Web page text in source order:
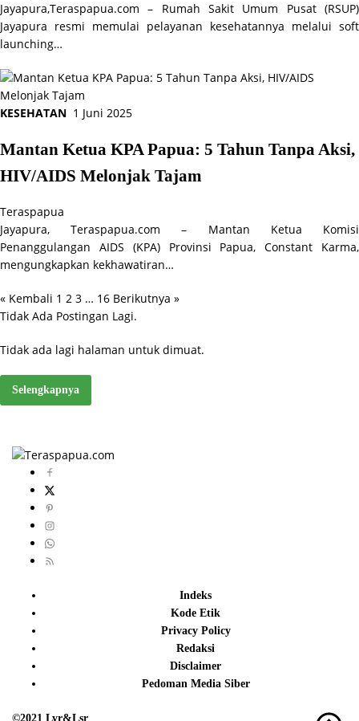
Jayapura,Teraspapua.com – Rumah Sakit Umum Pusat (RSUP)
Jayapura resmi memulai pelayanan kesehatannya melalui soft
launching…
KESEHATAN 1 Juni 2025
Mantan Ketua KPA Papua: 5 Tahun Tanpa Aksi,
HIV/AIDS Melonjak Tajam
Teraspapua
Jayapura, Teraspapua.com – Mantan Ketua Komisi
Penanggulangan AIDS (KPA) Provinsi Papua, Constant Karma,
mengungkapkan kekhawatiran…
Paginasi
« Kembali 1 2 3 … 16 Berikutnya »
Tidak Ada Postingan Lagi.
Tidak ada lagi halaman untuk dimuat.
Selengkapnya
Indeks
Kode Etik
Privacy Policy
Redaksi
Disclaimer
Pedoman Media Siber
©2021 Lyr&Lsr